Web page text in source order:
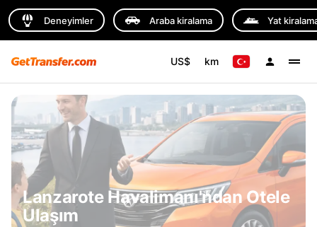
Deneyimler Araba kiralama Yat
US$ km
Lanzarote Havalimanı'ndan Otele
Ulaşım